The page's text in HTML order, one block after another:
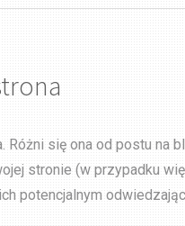
Różni się ona od postu
stronie (w przypadku
potencjalnym